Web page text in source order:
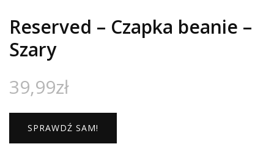
Reserved – Czapka beanie –
Szary
39,99zł
SPRAWDŹ SAM!